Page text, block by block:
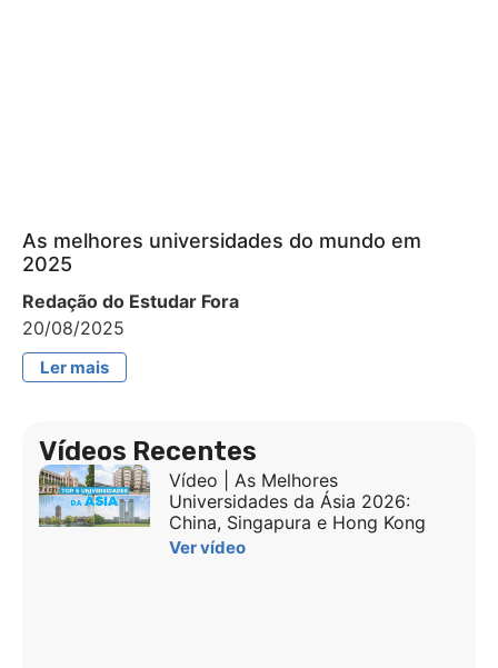
As melhores universidades do mundo em
2025
Redação do Estudar Fora
20/08/2025
Ler mais
Vídeos Recentes
Vídeo | As Melhores
Universidades da Ásia 2026:
China, Singapura e Hong Kong
Ver vídeo